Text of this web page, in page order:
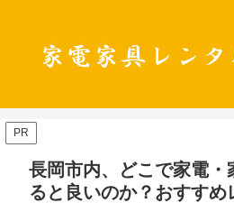
PR
長岡市内、どこで家電・
ると良いのか？おすすめ